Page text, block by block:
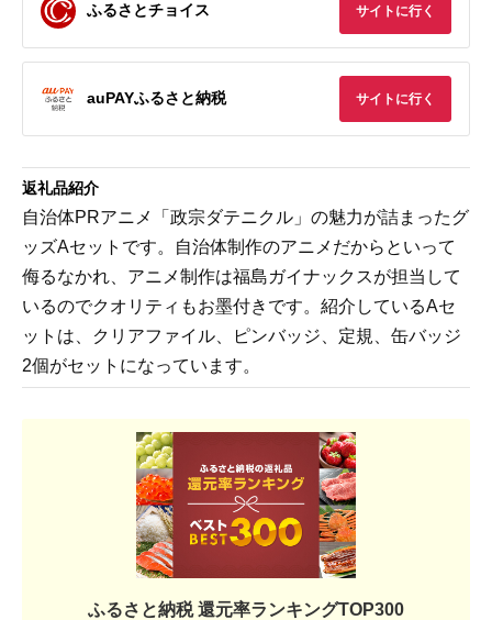
ふるさとチョイス サイトに行く
auPAYふるさと納税 サイトに行く
返礼品紹介
自治体PRアニメ「政宗ダテニクル」の魅力が詰まったグ
ッズAセットです。自治体制作のアニメだからといって
侮るなかれ、アニメ制作は福島ガイナックスが担当して
いるのでクオリティもお墨付きです。紹介しているAセ
ットは、クリアファイル、ピンバッジ、定規、缶バッジ
2個がセットになっています。
ふるさと納税 還元率ランキングTOP300